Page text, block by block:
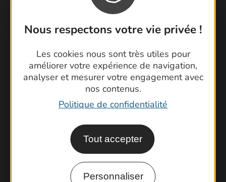
Nous respectons votre vie privée !
Les cookies nous sont très utiles pour
améliorer votre expérience de navigation,
analyser et mesurer votre engagement avec
nos contenus.
Politique de confidentialité
Tout accepter
Personnaliser
Foire aux questions
Brochures
Cartoguides et Topoguides
Latitude Gard